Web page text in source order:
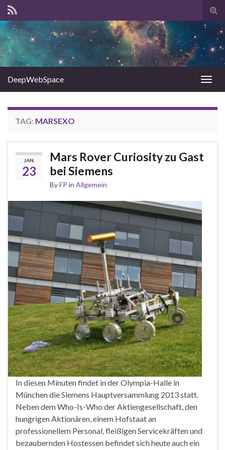
DeepWebSpace
TAG: MARSEXO
JAN.
23
Mars Rover Curiosity zu Gast
bei Siemens
ByFP in Allgemein
In diesen Minuten findet in der Olympia-Halle in
München die Siemens Hauptversammlung 2013 statt.
Neben dem Who-Is-Who der Aktiengesellschaft, den
hungrigen Aktionären, einem Hofstaat an
professionellem Personal, fleißigen Servicekräften und
bezaubernden Hostessen befindet sich heute auch ein